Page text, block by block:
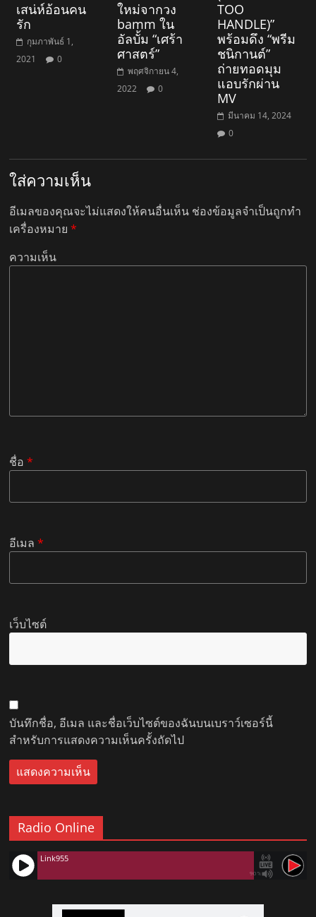
เสน่ห์อ้อนคน
รัก
กุมภาพันธ์ 1,
2021
0
ใหม่จากวง
bamm ใน
อัลบั้ม “เศร้า
ศาสตร์”
พฤศจิกายน 4,
2022
0
TOO
HANDLE)”
พร้อมดึง “พรีม
ชนิกานต์”
ถ่ายทอดมุม
แอบรักผ่าน
MV
มีนาคม 14, 2024
0
ใส่ความเห็น
อีเมลของคุณจะไม่แสดงให้คนอื่นเห็น ช่องข้อมูลจำเป็นถูกทำ
เครื่องหมาย*
ความเห็น
ชื่อ*
อีเมล*
เว็บไซต์
บันทึกชื่อ, อีเมล และชื่อเว็บไซต์ของฉันบนเบราว์เซอร์นี้
สำหรับการแสดงความเห็นครั้งถัดไป
Radio Online
90%
Link955